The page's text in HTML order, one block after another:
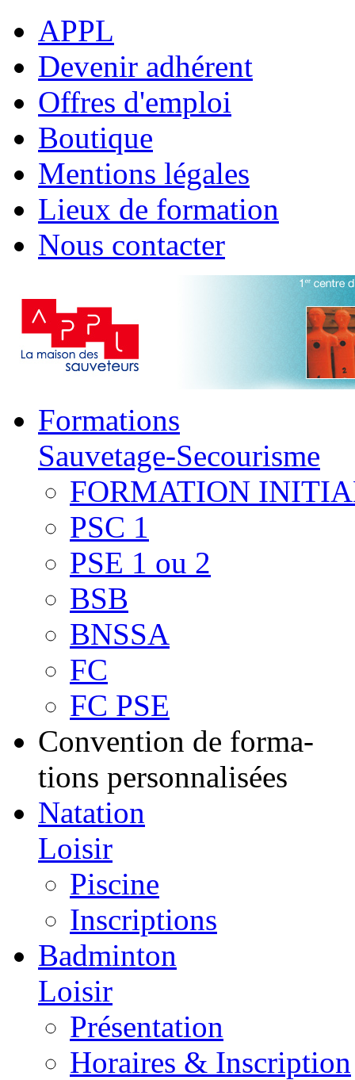
APPL
Devenir adhérent
Offres d'emploi
Boutique
Mentions légales
Lieux de formation
Nous contacter
Formations
Sauvetage-Secourisme
FORMATION
PSC 1
PSE 1 ou 2
BSB
BNSSA
FC
FC PSE
Convention de forma-
tions personnalisées
Natation
Loisir
Piscine
Inscriptions
Badminton
Loisir
Présentation
Horaires & Inscription